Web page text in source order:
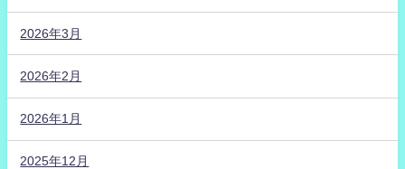
2026年3月
2026年2月
2026年1月
2025年12月